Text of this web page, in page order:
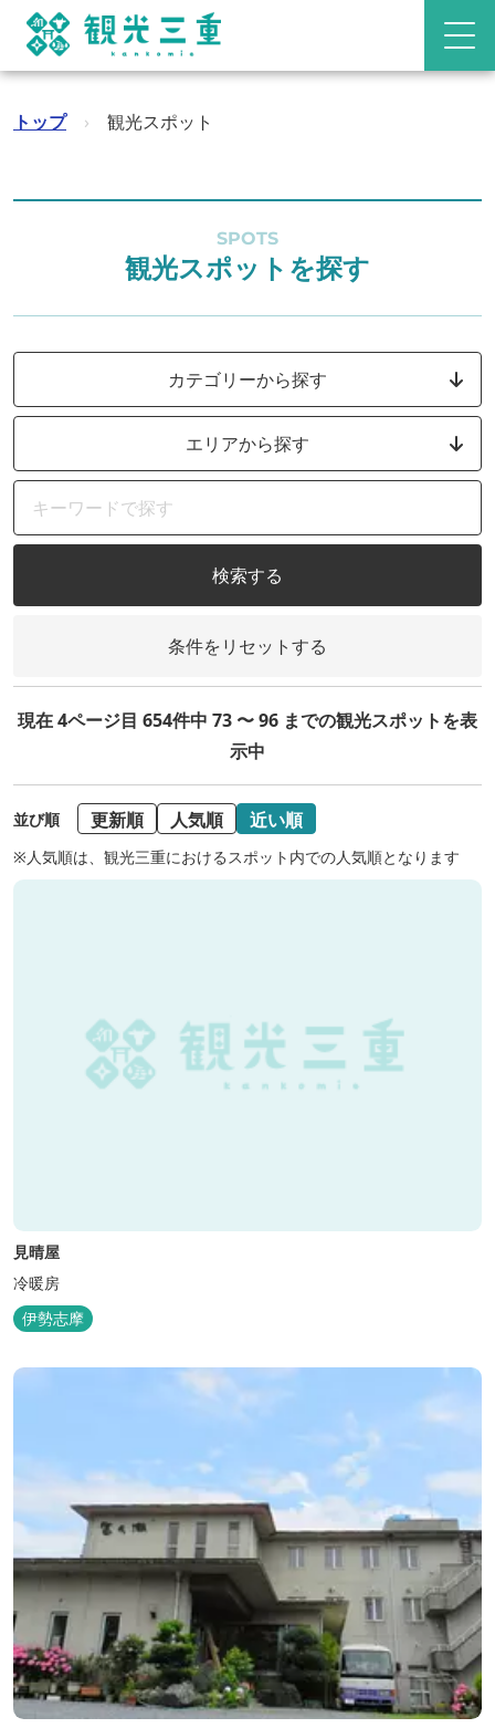
トップ › 観光スポット
SPOTS
観光スポットを探す
カテゴリーから探す
エリアから探す
検索する
条件をリセットする
現在 4ページ目 654件中 73 〜 96 までの観光スポットを表
示中
並び順 更新順 人気順 近い順
※人気順は、観光三重におけるスポット内での人気順となります
見晴屋
冷暖房
伊勢志摩